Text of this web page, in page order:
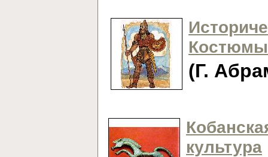
Костюмы
(Г.
культура